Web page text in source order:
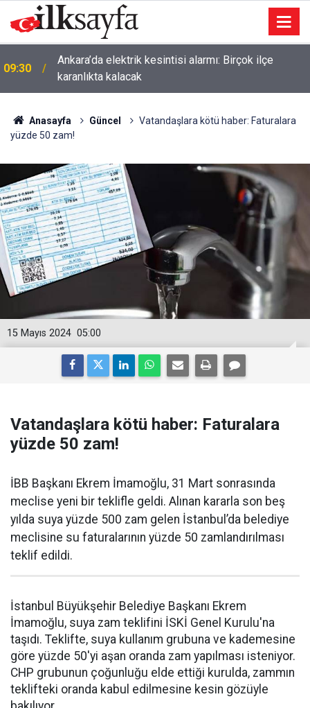
09:30
Ankara’da elektrik kesintisi alarmı: Birçok ilçe
karanlıkta kalacak
Anasayfa Güncel
Vatandaşlara kötü haber: Faturalara
yüzde 50 zam!
05:00
15 Mayıs 2024
Vatandaşlara kötü haber: Faturalara
yüzde 50 zam!
İBB Başkanı Ekrem İmamoğlu, 31 Mart sonrasında
meclise yeni bir teklifle geldi. Alınan kararla son beş
yılda suya yüzde 500 zam gelen İstanbul’da belediye
meclisine su faturalarının yüzde 50 zamlandırılması
teklif edildi.
İstanbul Büyükşehir Belediye Başkanı Ekrem
İmamoğlu, suya zam teklifini İSKİ Genel Kurulu'na
taşıdı. Teklifte, suya kullanım grubuna ve kademesine
göre yüzde 50'yi aşan oranda zam yapılması isteniyor.
CHP grubunun çoğunluğu elde ettiği kurulda, zammın
teklifteki oranda kabul edilmesine kesin gözüyle